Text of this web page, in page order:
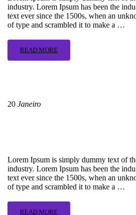
industry. Lorem Ipsum has been the
text ever since the 1500s, when an
of type and scrambled it to make a …
READ MORE
20 Janeiro
Lorem Ipsum is simply dummy text of
industry. Lorem Ipsum has been the
text ever since the 1500s, when an
of type and scrambled it to make a …
READ MORE